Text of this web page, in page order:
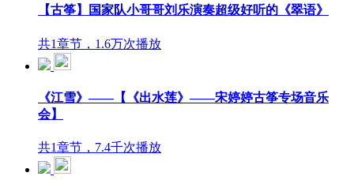
【古筝】国家队小哥哥刘乐演奏超级好听的《翠语》
共1章节，1.6万次播放
《江雪》——【《出水莲》——宋婷婷古筝专场音乐
会】
共1章节，7.4千次播放